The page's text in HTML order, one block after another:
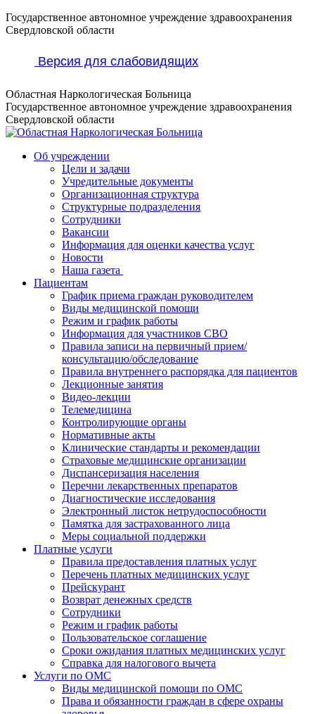
Перейти
к
Государственное автономное учреждение здравоохранения
Свердловской области
Версия для слабовидящих
Областная Наркологическая Больница
Государственное автономное учреждение здравоохранения
Свердловской области
Об учреждении
Цели и задачи
Учредительные документы
Организационная структура
Структурные подразделения
Сотрудники
Вакансии
Информация для оценки качества услуг
Новости
​​Наша газета
Пациентам
График приема граждан руководителем
Виды медицинской помощи
Режим и график работы
Информация для участников СВО
Правила записи на первичный прием/
консультацию/обследование
Правила внутреннего распорядка для пациентов
Лекционные занятия
Видео-лекции
Телемедицина
Контролирующие органы
Нормативные акты
Клинические стандарты и рекомендации
Страховые медицинские организации
Диспансеризация населения
Перечни лекарственных препаратов
Диагностические исследования
Электронный листок нетрудоспособности
Памятка для застрахованного лица
Меры социальной поддержки
Платные услуги
Правила предоставления платных услуг
Перечень платных медицинских услуг
Прейскурант
Возврат денежных средств
Сотрудники
Режим и график работы
Пользовательское соглашение
Сроки ожидания платных медицинских услуг
Справка для налогового вычета
Услуги по ОМС
Виды медицинской помощи по ОМС
Права и обязанности граждан в сфере охраны